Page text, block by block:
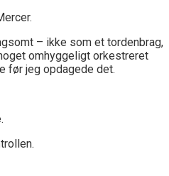
– ikke som et tordenbrag,
omhyggeligt orkestreret
før jeg opdagede det.